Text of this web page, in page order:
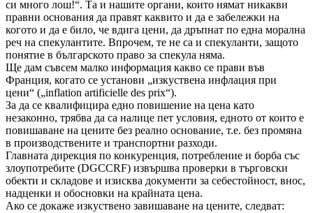
си много лош!“. Та и нашите органи, които нямат никакви
правни основания да правят каквито и да е забележки на
когото и да е било, че вдига цени, да дръпнат по една морална
реч на спекулантите. Впрочем, те не са и спекуланти, защото
понятие в българското право за спекула няма.
Ще дам съвсем малко информация какво се прави във
Франция, когато се установи „изкуствена инфлация при
цени“ („inflation artificielle des prix“).
За да се квалифицира едно повишение на цена като
незаконно, трябва да са налице пет условия, едното от които е
повишаване на цените без реално основание, т.е. без промяна
в производствените и транспортни разходи.
Главната дирекция по конкуренция, потребление и борба със
злоупотребите (DGCCRF) извършва проверки в търговски
обекти и складове и изисква документи за себестойност, внос,
надценки и обосновки на крайната цена.
Ако се докаже изкуствено завишаване на цените, следват: